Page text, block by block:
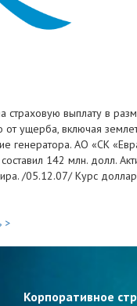
страховую выплату в
от ущерба, включая
генератора. АО «СК
142 млн. долл.
/05.12.07/ Курс
>
Корпоративное